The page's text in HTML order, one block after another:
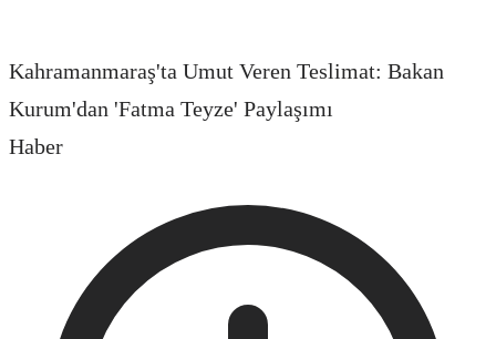
Kahramanmaraş'ta Umut Veren Teslimat: Bakan
Kurum'dan 'Fatma Teyze' Paylaşımı
Haber